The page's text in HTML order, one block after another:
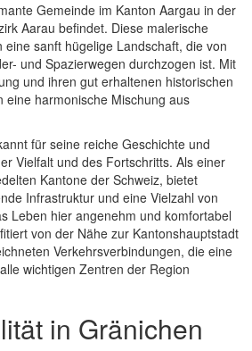
Gemeinde im Kanton Aargau in der
Aarau befindet. Diese malerische
sanft hügelige Landschaft, die von
und Spazierwegen durchzogen ist. Mit
und ihren gut erhaltenen historischen
eine harmonische Mischung aus
für seine reiche Geschichte und
Vielfalt und des Fortschritts. Als einer
Kantone der Schweiz, bietet
Infrastruktur und eine Vielzahl von
Leben hier angenehm und komfortabel
von der Nähe zur Kantonshauptstadt
Verkehrsverbindungen, die eine
wichtigen Zentren der Region
in Gränichen